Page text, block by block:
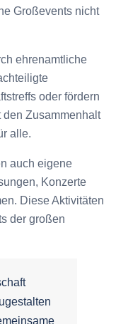
Großevents nicht
ehrenamtliche
oder fördern
den Zusammenhalt
alle.
auch eigene
Konzerte
Diese Aktivitäten
der großen